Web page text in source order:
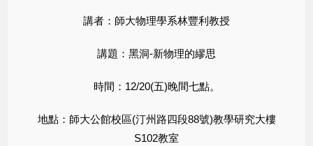
講者：師大物理學系林豐利教授
講題：黑洞-新物理的繆思
時間：12/20(五)晚間七點。
地點：師大公館校區(汀州路四段88號)教學研究大樓
S102教室